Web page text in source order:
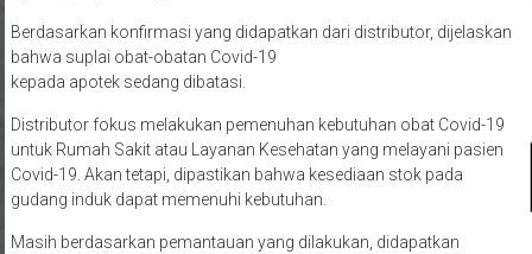
Berdasarkan konfirmasi yang didapatkan dari distributor, dijelaskan
bahwa suplai obat-obatan Covid-19
kepada apotek sedang dibatasi.
Distributor fokus melakukan pemenuhan kebutuhan obat Covid-19
untuk Rumah Sakit atau Layanan Kesehatan yang melayani pasien
Covid-19. Akan tetapi, dipastikan bahwa kesediaan stok pada
gudang induk dapat memenuhi kebutuhan.
Masih berdasarkan pemantauan yang dilakukan, didapatkan